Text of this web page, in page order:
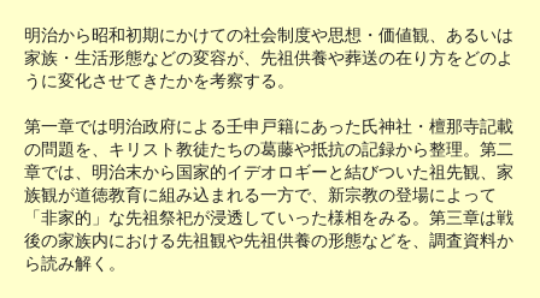
明治から昭和初期にかけての社会制度や思想・価値観、あるいは
家族・生活形態などの変容が、先祖供養や葬送の在り方をどのよ
うに変化させてきたかを考察する。
第一章では明治政府による壬申戸籍にあった氏神社・檀那寺記載
の問題を、キリスト教徒たちの葛藤や抵抗の記録から整理。第二
章では、明治末から国家的イデオロギーと結びついた祖先観、家
族観が道徳教育に組み込まれる一方で、新宗教の登場によって
「非家的」な先祖祭祀が浸透していった様相をみる。第三章は戦
後の家族内における先祖観や先祖供養の形態などを、調査資料か
ら読み解く。